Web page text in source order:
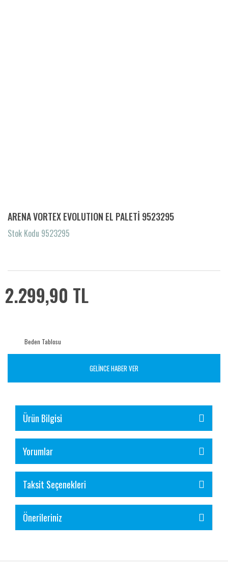
ARENA VORTEX EVOLUTION EL PALETİ 9523295
Stok Kodu 9523295
2.299,90 TL
Beden Tablosu
GELİNCE HABER VER
Ürün Bilgisi
Yorumlar
Taksit Seçenekleri
Önerileriniz